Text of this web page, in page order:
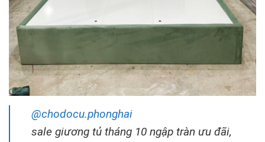
@chodocu.phonghai
sale giương tủ tháng 10 ngập tràn ưu đãi,